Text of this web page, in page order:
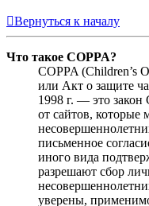
Вернуться к началу
Что такое COPPA?
COPPA (Children’s
или Акт о защите
1998 г. — это
от сайтов, которые
письменное
иного вида
разрешают сбор
уверены,